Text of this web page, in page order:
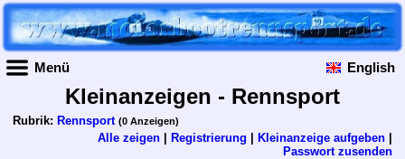
Menü English
Kleinanzeigen - Rennsport
Rubrik: Rennsport (0 Anzeigen)
Alle zeigen Registrierung Kleinanzeige aufgeben
Passwort zusenden